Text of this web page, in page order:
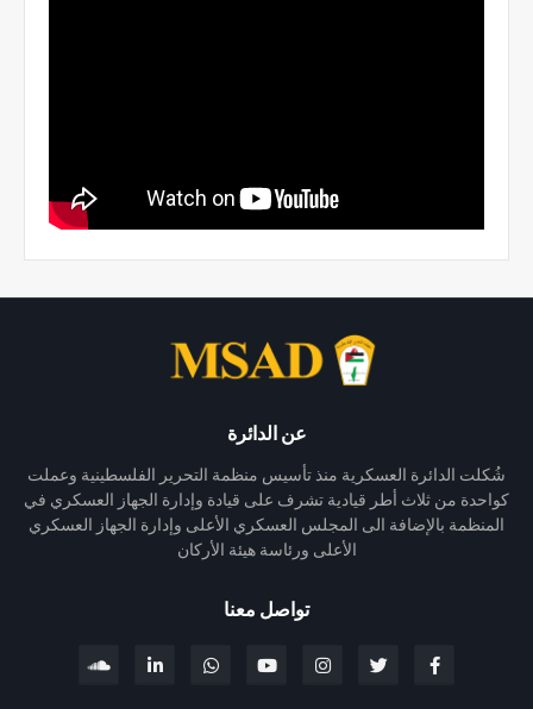
عن الدائرة
شُكلت الدائرة العسكرية منذ تأسيس منظمة التحرير الفلسطينية وعملت
كواحدة من ثلاث أطر قيادية تشرف على قيادة وإدارة الجهاز العسكري في
المنظمة بالإضافة الى المجلس العسكري الأعلى وإدارة الجهاز العسكري
الأعلى ورئاسة هيئة الأركان
تواصل معنا